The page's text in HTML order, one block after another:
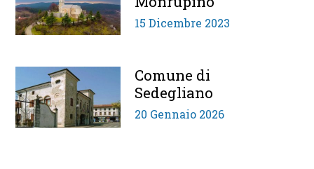
15 Dicembre 2023
Comune di
Sedegliano
20 Gennaio 2026